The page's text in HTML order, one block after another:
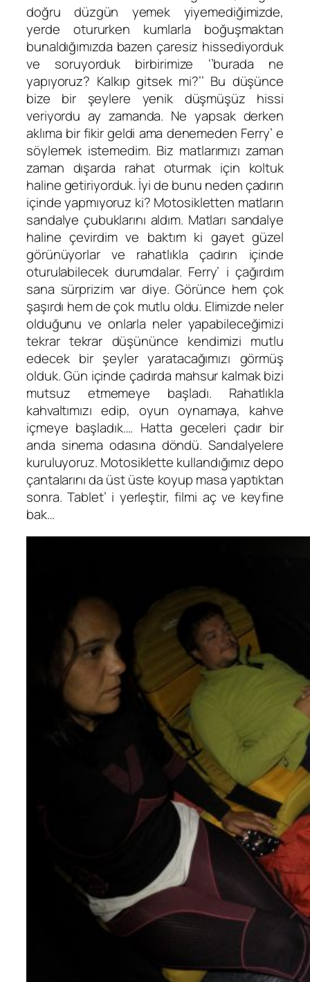
doğru düzgün yemek yiyemediğimizde,
yerde otururken kumlarla boğuşmaktan
bunaldığımızda bazen çaresiz hissediyorduk
ve soruyorduk birbirimize ‘’burada ne
yapıyoruz? Kalkıp gitsek mi?’’ Bu düşünce
bize bir şeylere yenik düşmüşüz hissi
veriyordu ay zamanda. Ne yapsak derken
aklıma bir fikir geldi ama denemeden Ferry’ e
söylemek istemedim. Biz matlarımızı zaman
zaman dışarda rahat oturmak için koltuk
haline getiriyorduk. İyi de bunu neden çadırın
içinde yapmıyoruz ki? Motosikletten matların
sandalye çubuklarını aldım. Matları sandalye
haline çevirdim ve baktım ki gayet güzel
görünüyorlar ve rahatlıkla çadırın içinde
oturulabilecek durumdalar. Ferry’ i çağırdım
sana sürprizim var diye. Görünce hem çok
şaşırdı hem de çok mutlu oldu. Elimizde neler
olduğunu ve onlarla neler yapabileceğimizi
tekrar tekrar düşününce kendimizi mutlu
edecek bir şeyler yaratacağımızı görmüş
olduk. Gün içinde çadırda mahsur kalmak bizi
mutsuz etmemeye başladı. Rahatlıkla
kahvaltımızı edip, oyun oynamaya, kahve
içmeye başladık…. Hatta geceleri çadır bir
anda sinema odasına döndü. Sandalyelere
kuruluyoruz. Motosiklette kullandığımız depo
çantalarını da üst üste koyup masa yaptıktan
sonra. Tablet’ i yerleştir, filmi aç ve keyfine
bak…